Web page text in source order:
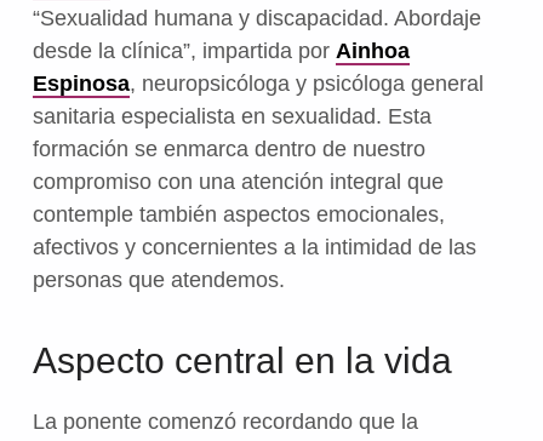
“Sexualidad humana y discapacidad. Abordaje
desde la clínica”, impartida por Ainhoa
Espinosa, neuropsicóloga y psicóloga general
sanitaria especialista en sexualidad. Esta
formación se enmarca dentro de nuestro
compromiso con una atención integral que
contemple también aspectos emocionales,
afectivos y concernientes a la intimidad de las
personas que atendemos.
Aspecto central en la vida
La ponente comenzó recordando que la